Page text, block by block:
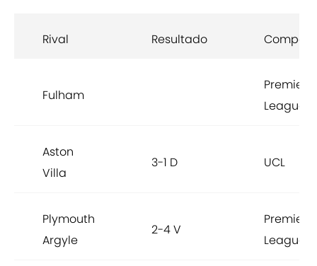
Rival Resultado
Fulham
Premier
League
Aston
Villa
3-1 D UCL
Plymouth
Argyle
2-4 V
Premier
League